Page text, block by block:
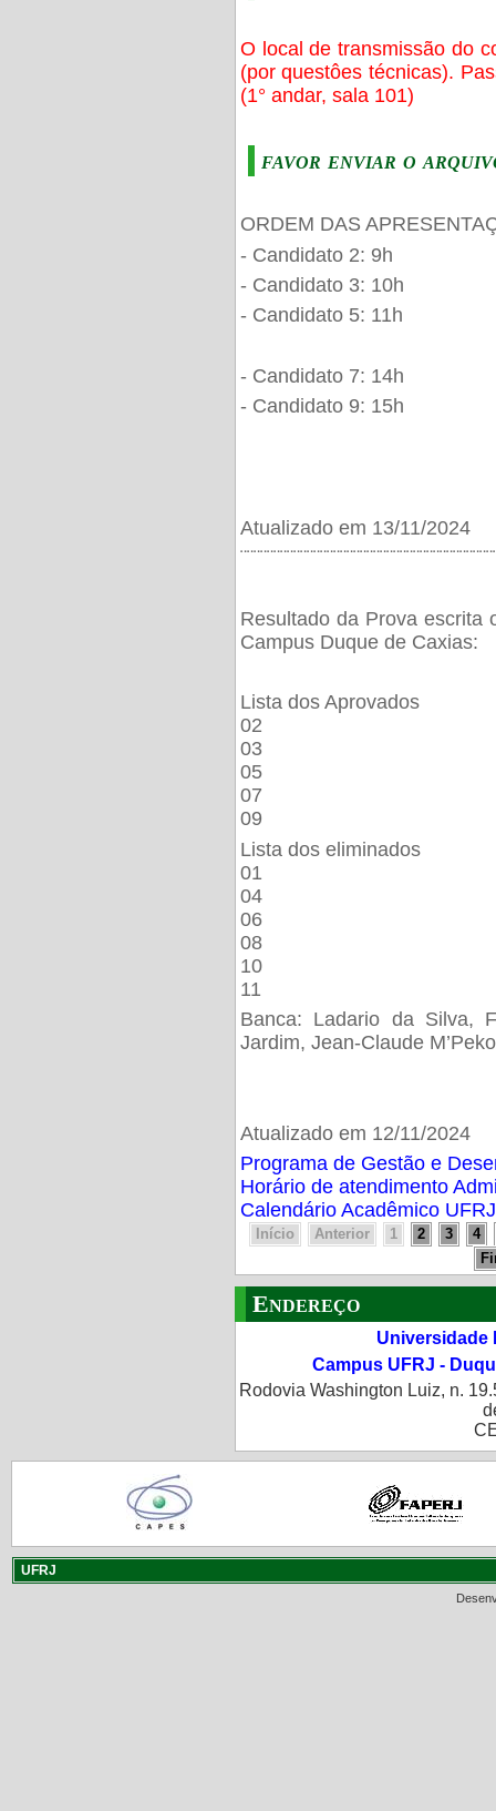
O local de transmissão do
(por questôes técnicas).
(1° andar, sala 101)
favor enviar o
ORDEM DAS
- Candidato 2: 9h
- Candidato 3: 10h
- Candidato 5: 11h
- Candidato 7: 14h
- Candidato 9: 15h
Atualizado em 13/11/2024
Resultado da Prova escrita
Campus Duque de Caxias:
Lista dos Aprovados
02
03
05
07
09
Lista dos eliminados
01
04
06
08
10
11
Banca: Ladario da Silva,
Jardim, Jean-Claude M’Peko
Atualizado em 12/11/2024
Programa de Gestão e
Horário de atendimento
Calendário Acadêmico
Início Anterior 1 2 3
4
Endereço
Universidade
Campus UFRJ -
Rodovia Washington Luiz, n.
UFRJ